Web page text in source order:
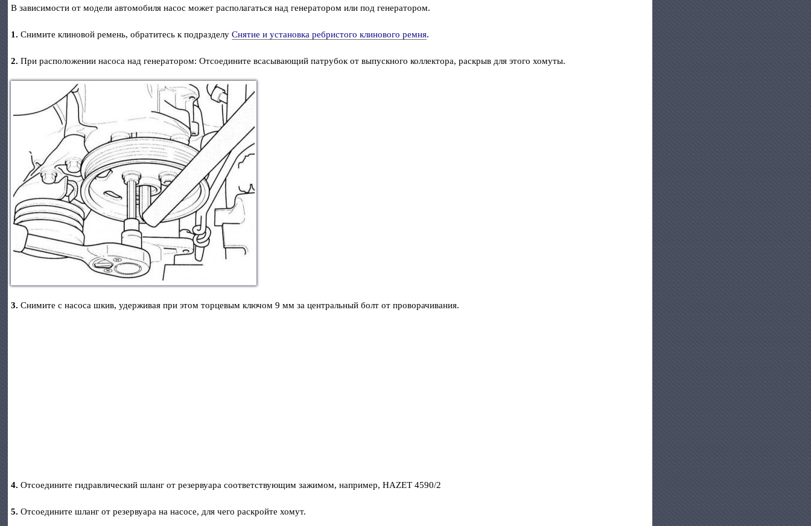
В зависимости от модели автомобиля насос может располагаться над генератором или под генератором.
1. Снимите клиновой ремень, обратитесь к подразделуСнятие и установка ребристого клинового ремня.
2. При расположении насоса над генератором: Отсоедините всасывающий патрубок от выпускного коллектора, раскрыв для этого хомуты.
3. Снимите с насоса шкив, удерживая при этом торцевым ключом 9 мм за центральный болт от проворачивания.
4. Отсоедините гидравлический шланг от резервуара соответствующим зажимом, например, HAZET 4590/2
5. Отсоедините шланг от резервуара на насосе, для чего раскройте хомут.